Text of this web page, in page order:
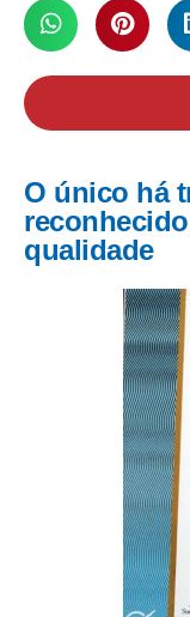
O único há
qualidade